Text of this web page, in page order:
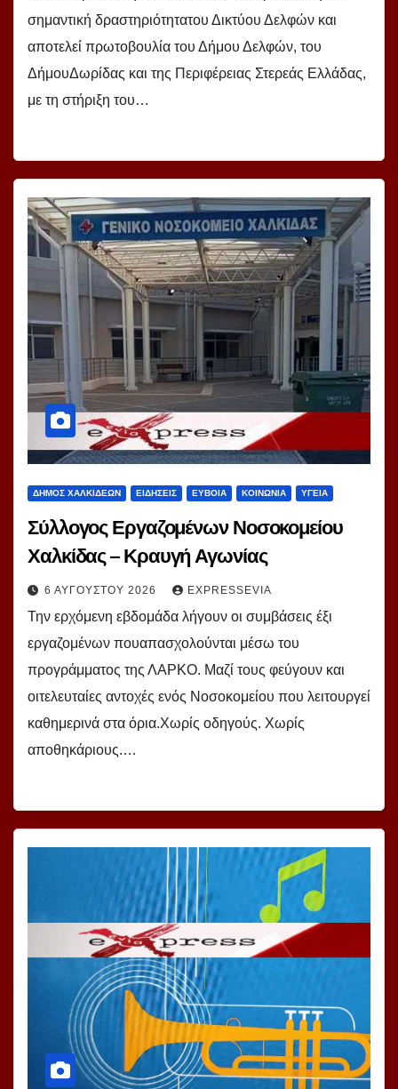
σημαντική δραστηριότητατου Δικτύου Δελφών και
αποτελεί πρωτοβουλία του Δήμου Δελφών, του
ΔήμουΔωρίδας και της Περιφέρειας Στερεάς Ελλάδας,
με τη στήριξη του…
ΔΗΜΟΣ ΧΑΛΚΙΔΕΩΝ ΕΙΔΗΣΕΙΣ ΕΥΒΟΙΑ ΚΟΙΝΩΝΙΑ ΥΓΕΙΑ
Σύλλογος Εργαζομένων Νοσοκομείου
Χαλκίδας – Κραυγή Αγωνίας
6 ΑΥΓΟΎΣΤΟΥ 2026 EXPRESSEVIA
Την ερχόμενη εβδομάδα λήγουν οι συμβάσεις έξι
εργαζομένων πουαπασχολούνται μέσω του
προγράμματος της ΛΑΡΚΟ. Μαζί τους φεύγουν και
οιτελευταίες αντοχές ενός Νοσοκομείου που λειτουργεί
καθημερινά στα όρια.Χωρίς οδηγούς. Χωρίς
αποθηκάριους.…